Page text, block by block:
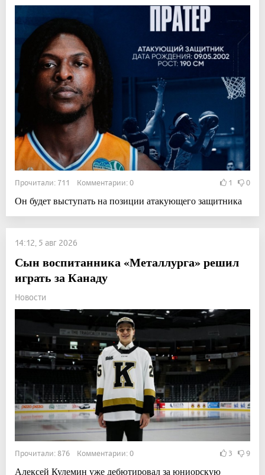
Прочитали: 711 Комментарии: 0 1 0
Он будет выступать на позиции атакующего защитника
14:12, 5 авг 2026
Сын воспитанника «Металлурга» решил
играть за Канаду
Новости
Прочитали: 876 Комментарии: 0 3 9
Алексей Кулемин уже дебютировал за юниорскую